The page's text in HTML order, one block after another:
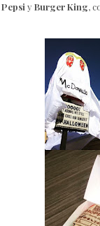
Pepsi yBurger King,